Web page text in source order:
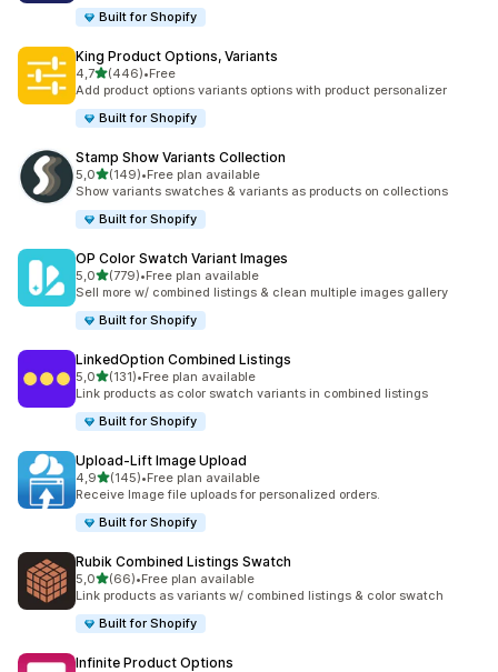
Built for Shopify
King Product Options, Variants
4,75 yıldız üzerinden
(446)
toplam 446 değerlendirme
•Free
Add product options variants options with product personalizer
Built for Shopify
Stamp Show Variants Collection
5,05 yıldız üzerinden
(149)
toplam 149 değerlendirme
•Free plan available
Show variants swatches & variants as products on collections
Built for Shopify
OP Color Swatch Variant Images
5,05 yıldız üzerinden
(779)
toplam 779 değerlendirme
•Free plan available
Sell more w/ combined listings & clean multiple images gallery
Built for Shopify
LinkedOption Combined Listings
5,05 yıldız üzerinden
(131)
toplam 131 değerlendirme
•Free plan available
Link products as color swatch variants in combined listings
Built for Shopify
Upload‑Lift Image Upload
4,95 yıldız üzerinden
(145)
toplam 145 değerlendirme
•Free plan available
Receive Image file uploads for personalized orders.
Built for Shopify
Rubik Combined Listings Swatch
5,05 yıldız üzerinden
(66)
toplam 66 değerlendirme
•Free plan available
Link products as variants w/ combined listings & color swatch
Built for Shopify
Infinite Product Options